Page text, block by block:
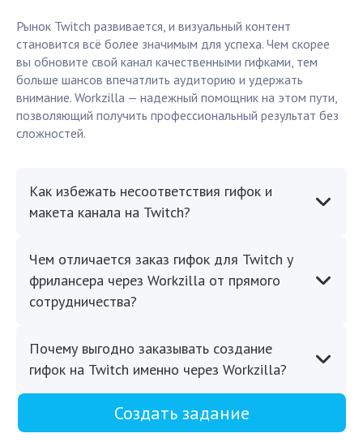
Рынок Twitch развивается, и визуальный контент
становится всё более значимым для успеха. Чем скорее
вы обновите свой канал качественными гифками, тем
больше шансов впечатлить аудиторию и удержать
внимание. Workzilla — надежный помощник на этом пути,
позволяющий получить профессиональный результат без
сложностей.
Как избежать несоответствия гифок и
макета канала на Twitch?
Чем отличается заказ гифок для Twitch у
фрилансера через Workzilla от прямого
сотрудничества?
Почему выгодно заказывать создание
гифок на Twitch именно через Workzilla?
Создать задание